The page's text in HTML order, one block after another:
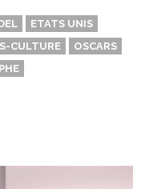
ETATS UNIS
CULTURE
OSCARS